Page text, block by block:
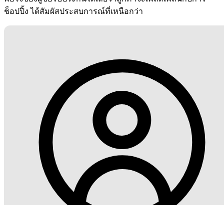
ช็อปปิ้ง ได้สัมผัสประสบการณ์ที่เหนือกว่า